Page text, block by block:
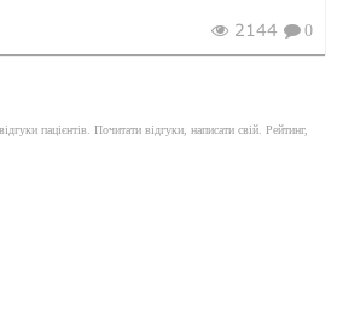
2144 0
пацієнтів. Почитати відгуки, написати свій. Рейтинг,